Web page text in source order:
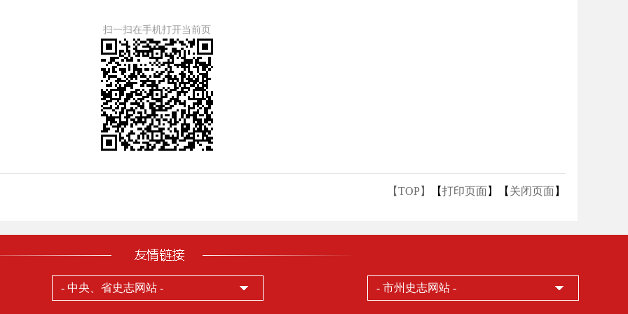
扫一扫在手机打开当前页
【TOP】 【打印页面】【 关闭页面】
- 中央、省史志网站 - - 市州史志网站 -